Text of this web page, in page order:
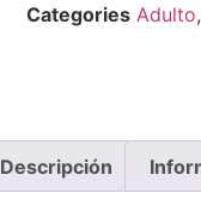
Categories Adulto,
Descripción